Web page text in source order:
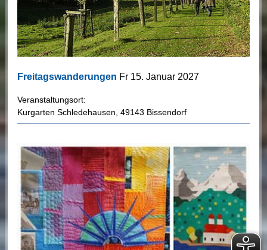
Freitagswanderungen Fr 15. Januar 2027
Veranstaltungsort:
Kurgarten Schledehausen 49143 Bissendorf